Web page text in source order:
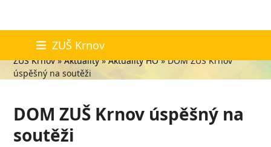
content
ZUŠ Krnov
Aktuality
ZUŠ Krnov»Aktuality»Aktuality HO»DOM ZUŠ Krnov
úspěšný na soutěži
DOM ZUŠ Krnov úspěšný na
soutěži